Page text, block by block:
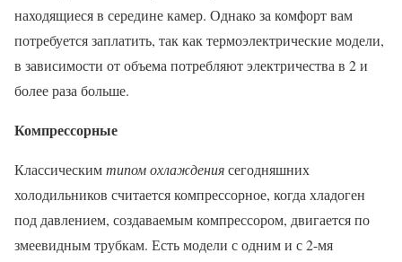
находящиеся в середине камер. Однако за комфорт вам
потребуется заплатить, так как термоэлектрические модели,
в зависимости от объема потребляют электричества в 2 и
более раза больше.
Компрессорные
Классическимтипом охлаждениясегодняшних
холодильников считается компрессорное, когда хладоген
под давлением, создаваемым компрессором, двигается по
змеевидным трубкам. Есть модели с одним и с 2-мя